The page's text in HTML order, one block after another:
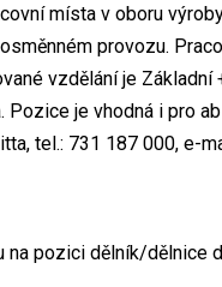
místa v oboru
provozu.
vzdělání je
Pozice je vhodná i pro
tel.: 731 187 000, e-
pozici dělník/dělnice